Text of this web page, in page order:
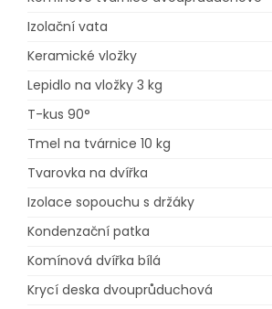
Izolační vata
Keramické vložky
Lepidlo na vložky 3 kg
T-kus 90°
Tmel na tvárnice 10 kg
Tvarovka na dvířka
Izolace sopouchu s držáky
Kondenzační patka
Komínová dvířka bílá
Krycí deska dvouprůduchová